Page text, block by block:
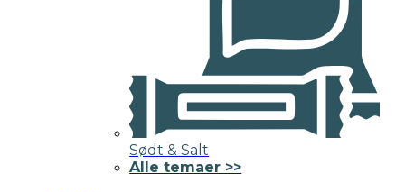
Sødt & Salt
Alle temaer >>